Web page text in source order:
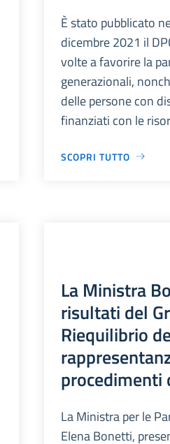
È stato pubblicato
dicembre 2021 il
volte a favorire la
generazionali,
delle persone con
finanziati con le
SCOPRI TUTTO
La Ministra
risultati del
Riequilibrio
procedimenti
La Ministra per le
Elena Bonetti,